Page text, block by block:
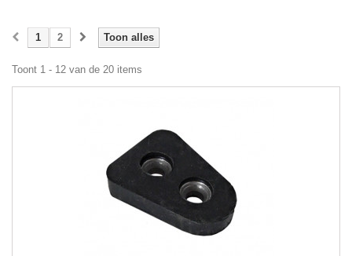
Toon alles
1 2
Toont 1 - 12 van de 20 items